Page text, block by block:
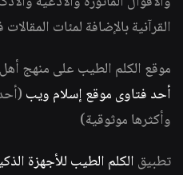
القرآنية بالإضافة لمئات
موقع الكلم الطيب على منهج
أحد فتاوى موقع إسلام ويب
وأكثرها موثوقية)
تطبيق الكلم الطيب للأجهزة